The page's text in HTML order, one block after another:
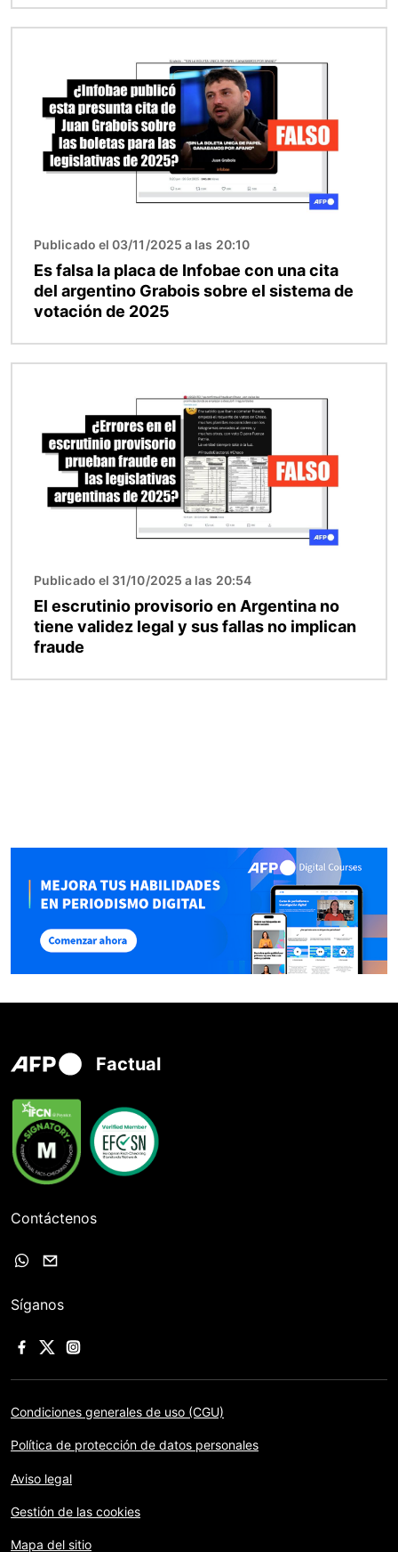
Publicado el 03/11/2025 a las 20:10
Es falsa la placa de Infobae con una cita
del argentino Grabois sobre el sistema de
votación de 2025
Publicado el 31/10/2025 a las 20:54
El escrutinio provisorio en Argentina no
tiene validez legal y sus fallas no implican
fraude
Factual
Contáctenos
Síganos
Condiciones generales de uso (CGU)
Política de protección de datos personales
Aviso legal
Gestión de las cookies
Mapa del sitio